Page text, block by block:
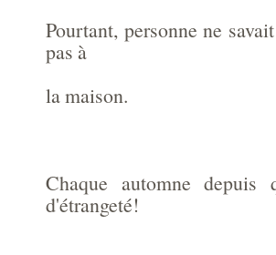
Pourtant, personne ne
pas à
la maison.
Chaque automne
d'étrangeté!